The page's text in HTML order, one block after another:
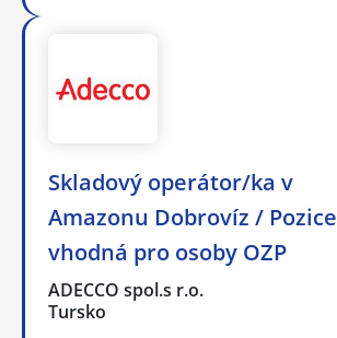
Skladový operátor/ka v
Amazonu Dobrovíz / Pozice
vhodná pro osoby OZP
ADECCO spol.s r.o.
Tursko